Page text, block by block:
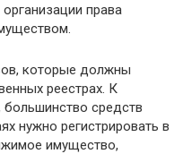
права
которые должны
реестрах. К
большинство средств
нужно регистрировать в
имущество,